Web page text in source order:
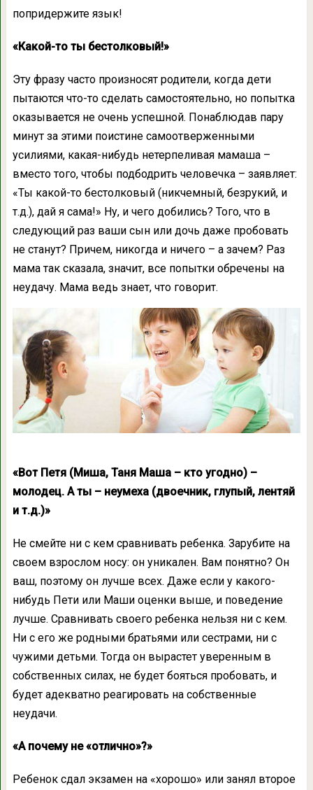
попридержите язык!
«Какой-то ты бестолковый!»
Эту фразу часто произносят родители, когда дети
пытаются что-то сделать самостоятельно, но попытка
оказывается не очень успешной. Понаблюдав пару
минут за этими поистине самоотверженными
усилиями, какая-нибудь нетерпеливая мамаша –
вместо того, чтобы подбодрить человечка – заявляет:
«Ты какой-то бестолковый (никчемный, безрукий, и
т.д.), дай я сама!» Ну, и чего добились? Того, что в
следующий раз ваши сын или дочь даже пробовать
не станут? Причем, никогда и ничего – а зачем? Раз
мама так сказала, значит, все попытки обречены на
неудачу. Мама ведь знает, что говорит.
«Вот Петя (Миша, Таня Маша – кто угодно) –
молодец. А ты – неумеха (двоечник, глупый, лентяй
и т.д.)»
Не смейте ни с кем сравнивать ребенка. Зарубите на
своем взрослом носу: он уникален. Вам понятно? Он
ваш, поэтому он лучше всех. Даже если у какого-
нибудь Пети или Маши оценки выше, и поведение
лучше. Сравнивать своего ребенка нельзя ни с кем.
Ни с его же родными братьями или сестрами, ни с
чужими детьми. Тогда он вырастет уверенным в
собственных силах, не будет бояться пробовать, и
будет адекватно реагировать на собственные
неудачи.
«А почему не «отлично»?»
Ребенок сдал экзамен на «хорошо» или занял второе